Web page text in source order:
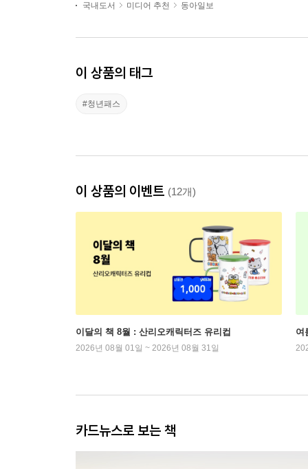
국내도서 미디어 추천 동아일보
이 상품의 태그
#청년패스
이 상품의 이벤트 (12개)
이달의 책 8월 : 산리오캐릭터즈 유리컵
2026년 08월 01일 ~ 2026년 08월 31일
여
카드뉴스로 보는 책